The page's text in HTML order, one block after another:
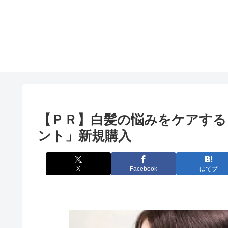
【ＰＲ】白髪の悩みをケア
ント」新規購入
X Facebook はてブ